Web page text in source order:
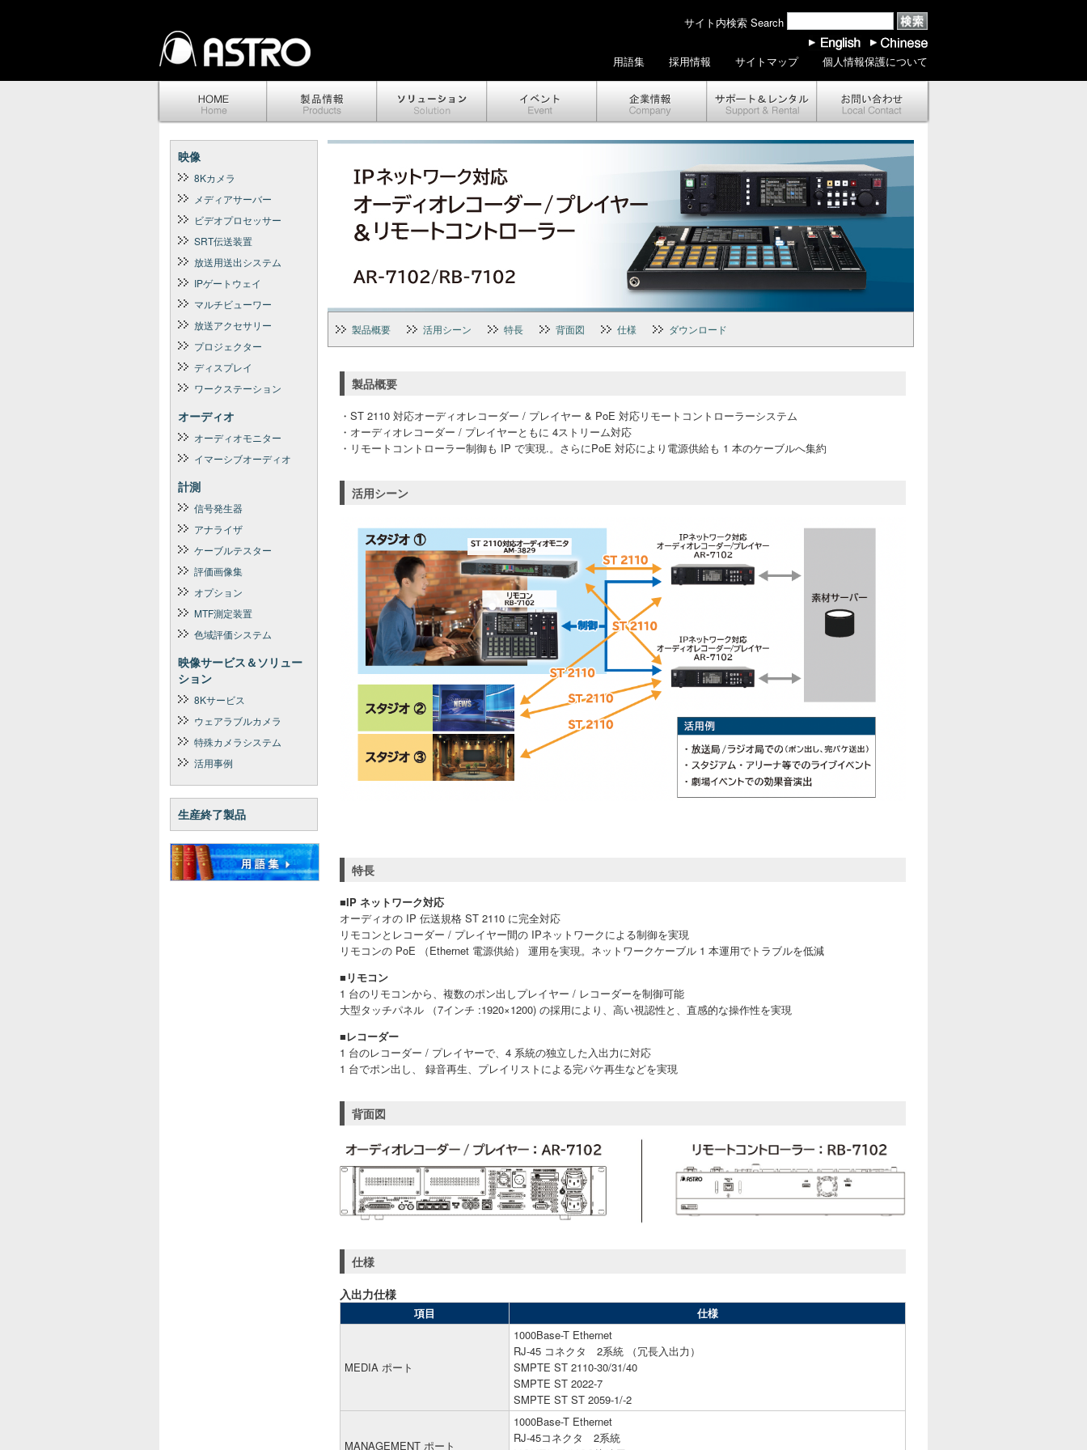
サイト内検索 Search
用語集 採用情報 サイトマップ 個人情報保護について
製品概要 活用シーン 特長 背面図 仕様 ダウンロード
製品概要
・ST 2110 対応オーディオレコーダー / プレイヤー & PoE 対応リモートコントローラーシステム
・オーディオレコーダー / プレイヤーともに 4ストリーム対応
・リモートコントローラー制御も IP で実現.。さらにPoE 対応により電源供給も 1 本のケーブルへ集約
活用シーン
特長
■IP ネットワーク対応
オーディオの IP 伝送規格 ST 2110 に完全対応
リモコンとレコーダー / プレイヤー間の IPネットワークによる制御を実現
リモコンの PoE （Ethernet 電源供給） 運用を実現。ネットワークケーブル 1 本運用でトラブルを低減
■ リモコン
1 台のリモコンから、複数のポン出しプレイヤー / レコーダーを制御可能
大型タッチパネル （7インチ :1920×1200) の採用により、高い視認性と、直感的な操作性を実現
■レコーダー
1 台のレコーダー / プレイヤーで、4 系統の独立した入出力に対応
1 台でポン出し、 録音再生、プレイリストによる完パケ再生などを実現
背面図
仕様
入出力仕様
項目 仕様
MEDIA ポート
1000Base-T Ethernet
RJ-45 コネクタ 2系統 （冗長入出力）
SMPTE ST 2110-30/31/40
SMPTE ST 2022-7
SMPTE ST ST 2059-1/-2
MANAGEMENT ポート
1000Base-T Ethernet
RJ-45コネクタ 2系統
映像
8Kカメラ
メディアサーバー
ビデオプロセッサー
SRT伝送装置
放送用送出システム
IPゲートウェイ
マルチビューワー
放送アクセサリー
プロジェクター
ディスプレイ
ワークステーション
オーディオ
オーディオモニター
イマーシブオーディオ
計測
信号発生器
アナライザ
ケーブルテスター
評価画像集
オプション
MTF測定装置
色域評価システム
映像サービス＆ソリュー
ション
8Kサービス
ウェアラブルカメラ
特殊カメラシステム
活用事例
生産終了製品